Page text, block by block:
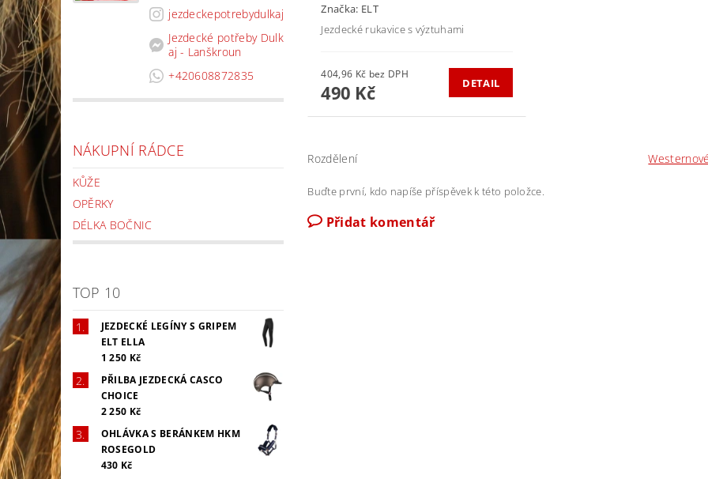
jezdeckepotrebydulkaj
Jezdecké potřeby Dulk
aj - Lanškroun
+420608872835
NÁKUPNÍ RÁDCE
KŮŽE
OPĚRKY
DÉLKA BOČNIC
TOP 10
JEZDECKÉ LEGÍNY S GRIPEM
ELT ELLA
1 250 Kč
PŘILBA JEZDECKÁ CASCO
CHOICE
2 250 Kč
OHLÁVKA S BERÁNKEM HKM
ROSEGOLD
430 Kč
Značka: ELT
Jezdecké rukavice s výztuhami
404,96 Kč bez DPH
490 Kč DETAIL
Rozdělení
Buďte první, kdo napíše příspěvek k této položce.
Přidat komentář